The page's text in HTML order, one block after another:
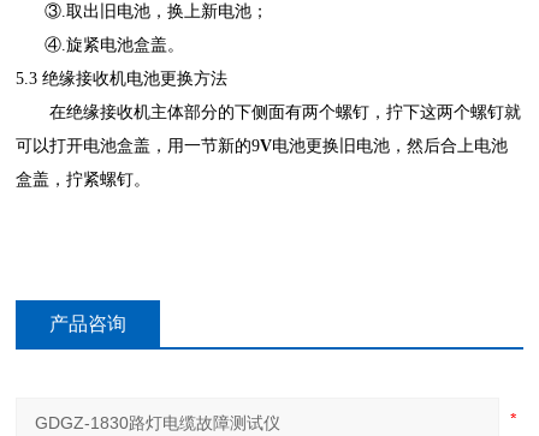
③.取出旧电池，换上新电池；
④.旋紧电池盒盖。
5.3 绝缘接收机电池更换方法
在绝缘接收机主体部分的下侧面有两个螺钉，拧下这两个螺钉就
可以打开电池盒盖，用一节新的9V电池更换旧电池，然后合上电池
盒盖，拧紧螺钉。
产品咨询